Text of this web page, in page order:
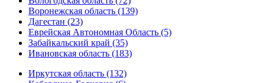
Воронежская область (139)
Дагестан (23)
Еврейская Автономная Область (5)
Забайкальский край (35)
Ивановская область (183)
Иркутская область (132)